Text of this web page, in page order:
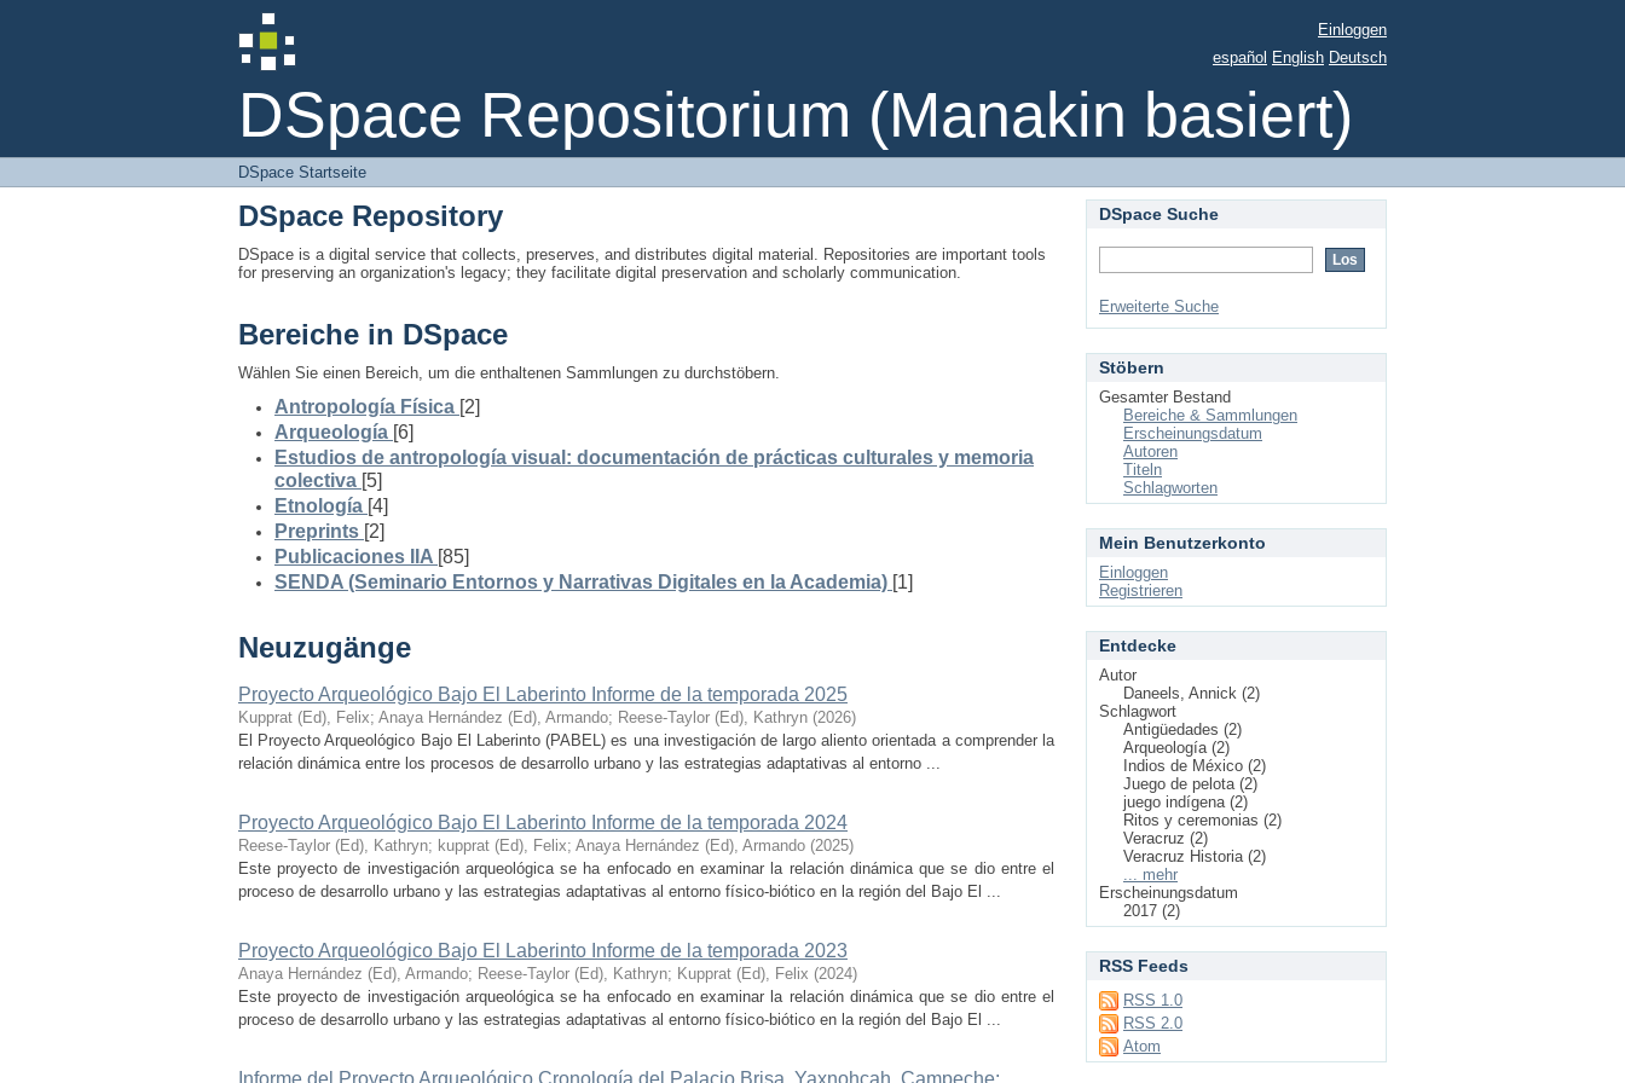
DSpace Repositorium (Manakin basiert)
DSpace Startseite
Einloggen
español English Deutsch
DSpace Startseite
DSpace Repository
DSpace is a digital service that collects, preserves, and distributes digital material. Repositories are important tools
for preserving an organization's legacy; they facilitate digital preservation and scholarly communication.
Bereiche in DSpace
Wählen Sie einen Bereich, um die enthaltenen Sammlungen zu durchstöbern.
Antropología Física [2]
Arqueología [6]
Estudios de antropología visual: documentación de prácticas culturales y memoria
colectiva [5]
Etnología [4]
Preprints [2]
Publicaciones IIA [85]
SENDA (Seminario Entornos y Narrativas Digitales en la Academia) [1]
Neuzugänge
Proyecto Arqueológico Bajo El Laberinto Informe de la temporada 2025
Kupprat (Ed), Felix; Anaya Hernández (Ed), Armando; Reese-Taylor (Ed), Kathryn (2026)
El Proyecto Arqueológico Bajo El Laberinto (PABEL) es una investigación de largo aliento orientada a comprender la
relación dinámica entre los procesos de desarrollo urbano y las estrategias adaptativas al entorno ...
Proyecto Arqueológico Bajo El Laberinto Informe de la temporada 2024
Reese-Taylor (Ed), Kathryn; kupprat (Ed), Felix; Anaya Hernández (Ed), Armando (2025)
Este proyecto de investigación arqueológica se ha enfocado en examinar la relación dinámica que se dio entre el
proceso de desarrollo urbano y las estrategias adaptativas al entorno físico-biótico en la región del Bajo El ...
Proyecto Arqueológico Bajo El Laberinto Informe de la temporada 2023
Anaya Hernández (Ed), Armando; Reese-Taylor (Ed), Kathryn; Kupprat (Ed), Felix (2024)
Este proyecto de investigación arqueológica se ha enfocado en examinar la relación dinámica que se dio entre el
proceso de desarrollo urbano y las estrategias adaptativas al entorno físico-biótico en la región del Bajo El ...
Informe del Proyecto Arqueológico Cronología del Palacio Brisa, Yaxnohcah, Campeche:
DSpace Suche
Erweiterte Suche
Stöbern
Gesamter Bestand
Bereiche & Sammlungen
Erscheinungsdatum
Autoren
Titeln
Schlagworten
Mein Benutzerkonto
Einloggen
Registrieren
Entdecke
Autor
Daneels, Annick (2)
Schlagwort
Antigüedades (2)
Arqueología (2)
Indios de México (2)
Juego de pelota (2)
juego indígena (2)
Ritos y ceremonias (2)
Veracruz (2)
Veracruz Historia (2)
... mehr
Erscheinungsdatum
2017 (2)
RSS Feeds
RSS 1.0
RSS 2.0
Atom